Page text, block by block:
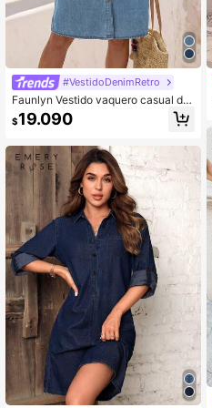
#VestidoDenimRetro
Faunlyn Vestido vaquero casual de
diario con botones delanteros y bol
sillos para mujer
$19.090